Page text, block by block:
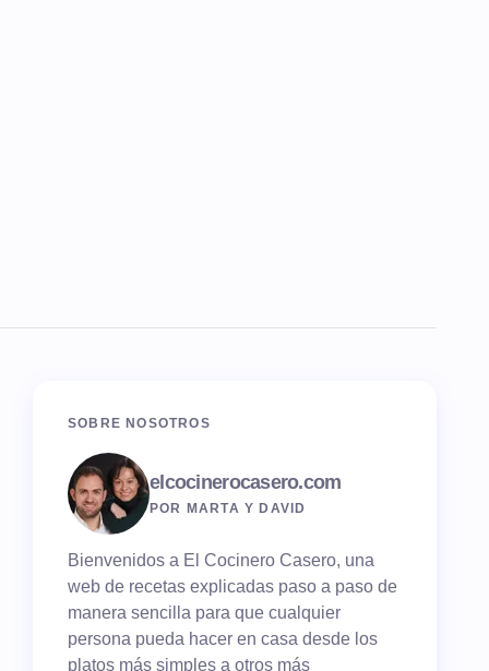
SOBRE NOSOTROS
elcocinerocasero.com
POR MARTA Y DAVID
Bienvenidos a El Cocinero Casero, una
web de recetas explicadas paso a paso de
manera sencilla para que cualquier
persona pueda hacer en casa desde los
platos más simples a otros más